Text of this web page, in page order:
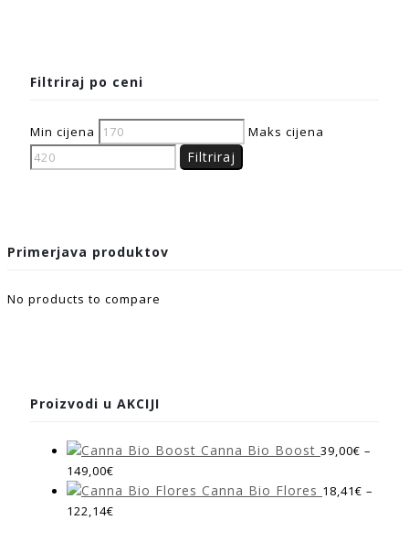
Filtriraj po ceni
Min cijena Maks cijena
Filtriraj
Primerjava produktov
No products to compare
Proizvodi u AKCIJI
Canna Bio Boost 39,00€ –
149,00€
Canna Bio Flores 18,41€ –
122,14€